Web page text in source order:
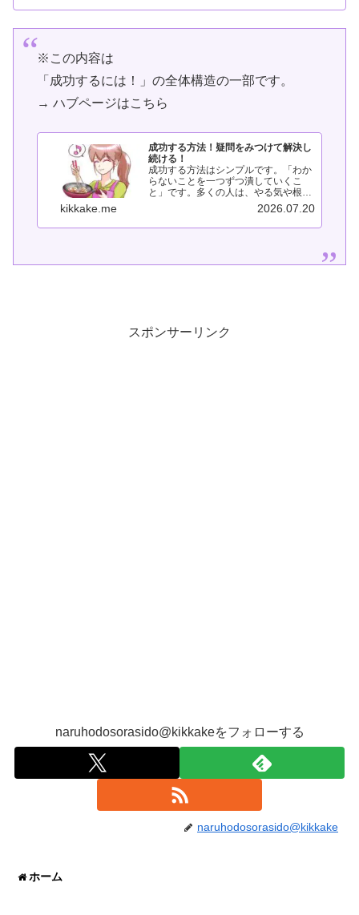
※この内容は
「成功するには！」の全体構造の一部です。
→ ハブページはこちら
成功する方法！疑問をみつけて解決し
続ける！
成功する方法はシンプルです。「わか
らないことを一つずつ潰していくこ
と」です。多くの人は、やる気や根性
で成功しようとします。しかし、それ
では続きません。なぜなら、わからな
い状態では行動できないからです。こ
kikkake.me 2026.07.20
スポンサーリンク
naruhodosorasido@kikkakeをフォローする
naruhodosorasido@kikkake
ホーム